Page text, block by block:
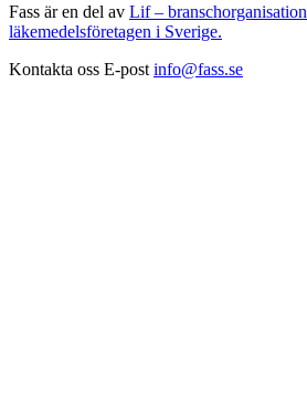
Fass är en del av Lif –
läkemedelsföretagen i Sverige.
Kontakta oss E-post info@fass.se